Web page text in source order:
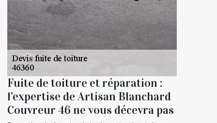
Fuite de toiture et réparation :
l’expertise de Artisan Blanchard
Couvreur 46 ne vous décevra pas